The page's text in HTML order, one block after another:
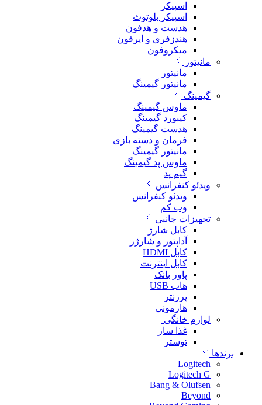
اسپیکر
اسپیکر بلوتوث
هدست و هدفون
هندزفری و ایرفون
میکروفون
مانیتور
مانیتور
مانیتور گیمینگ
گیمینگ
ماوس گیمینگ
کیبورد گیمینگ
هدست گیمینگ
فرمان و دسته بازی
مانیتور گیمینگ
ماوس پد گیمینگ
گیم پد
ویدئو کنفرانس
ویدئو کنفرانس
وب کم
تجهیزات جانبی
کابل شارژ
آداپتور و شارژر
کابل HDMI
کابل اینترنت
پاور بانک
هاب USB
پرزنتر
هارمونی
لوازم خانگی
غذا ساز
توستر
برندها
Logitech
Logitech G
Bang & Olufsen
Beyond